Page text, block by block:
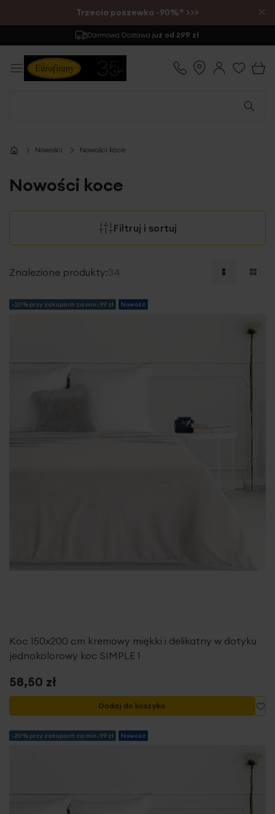
Trzecia poszewka -90%* >>> ×
Zwrotdo 30 dni
Nowości Nowości koce
Nowości koce
Filtruj i sortuj
Znalezione produkty:34
-20% przy zakupach za min. 99 zł Nowość
Koc 150x200 cm kremowy miękki i delikatny w dotyku
jednokolorowy koc SIMPLE 1
58,50 zł
Dodaj do koszyka
-20% przy zakupach za min. 99 zł Nowość